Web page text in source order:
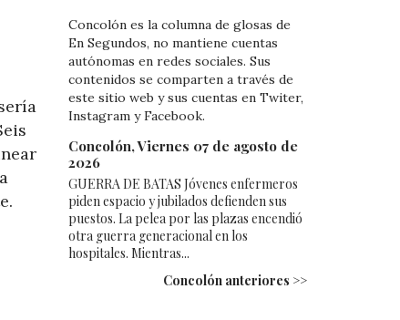
Concolón es la columna de glosas de
En Segundos, no mantiene cuentas
autónomas en redes sociales. Sus
contenidos se comparten a través de
este sitio web y sus cuentas en Twiter,
Instagram y Facebook.
Concolón, Viernes 07 de agosto de
2026
GUERRA DE BATAS Jóvenes enfermeros
piden espacio y jubilados defienden sus
puestos. La pelea por las plazas encendió
otra guerra generacional en los
hospitales. Mientras...
Concolón anteriores >>